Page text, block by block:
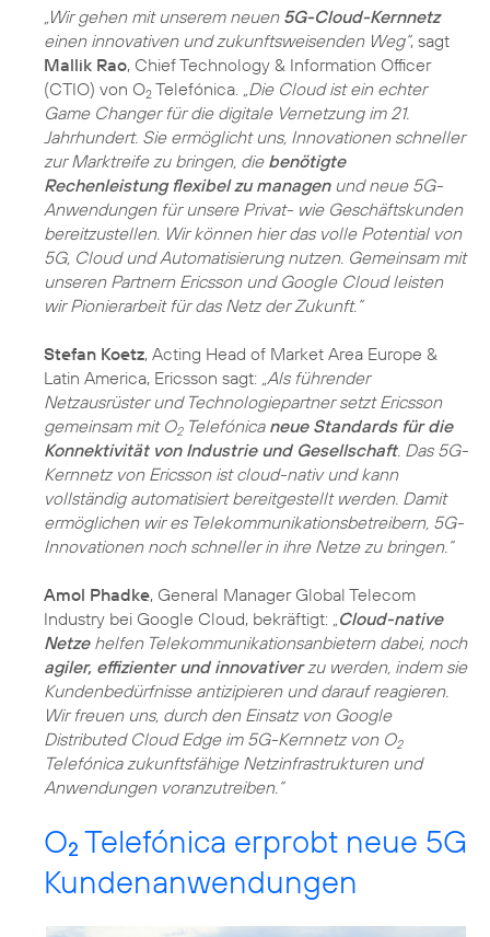
„Wir gehen mit unserem neuen 5G-Cloud-Kernnetz
einen innovativen und zukunftsweisenden Weg“, sagt
Mallik Rao, Chief Technology & Information Officer
(CTIO) von O2 Telefónica. „Die Cloud ist ein echter
Game Changer für die digitale Vernetzung im 21.
Jahrhundert. Sie ermöglicht uns, Innovationen schneller
zur Marktreife zu bringen, die benötigte
Rechenleistung flexibel zu managenund neue 5G-
Anwendungen für unsere Privat- wie Geschäftskunden
bereitzustellen. Wir können hier das volle Potential von
5G, Cloud und Automatisierung nutzen. Gemeinsam mit
unseren Partnern Ericsson und Google Cloud leisten
wir Pionierarbeit für das Netz der Zukunft.“
Stefan Koetz, Acting Head of Market Area Europe &
Latin America, Ericsson sagt: „Als führender
Netzausrüster und Technologiepartner setzt Ericsson
gemeinsam mit O2Telefónica neue Standards für die
Konnektivität von Industrie und Gesellschaft. Das 5G-
Kernnetz von Ericsson ist cloud-nativ und kann
vollständig automatisiert bereitgestellt werden. Damit
ermöglichen wir es Telekommunikationsbetreibern, 5G-
Innovationen noch schneller in ihre Netze zu bringen.“
Amol Phadke, General Manager Global Telecom
Industry bei Google Cloud, bekräftigt: „Cloud-native
Netzehelfen Telekommunikationsanbietern dabei, noch
agiler, effizienter und innovativerzu werden, indem sie
Kundenbedürfnisse antizipieren und darauf reagieren.
Wir freuen uns, durch den Einsatz von Google
Distributed Cloud Edge im 5G-Kernnetz von O2
Telefónica zukunftsfähige Netzinfrastrukturen und
Anwendungen voranzutreiben.“
O2 Telefónica erprobt neue 5G
Kundenanwendungen